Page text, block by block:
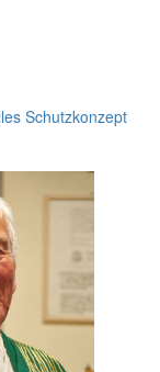
Schutzkonzept